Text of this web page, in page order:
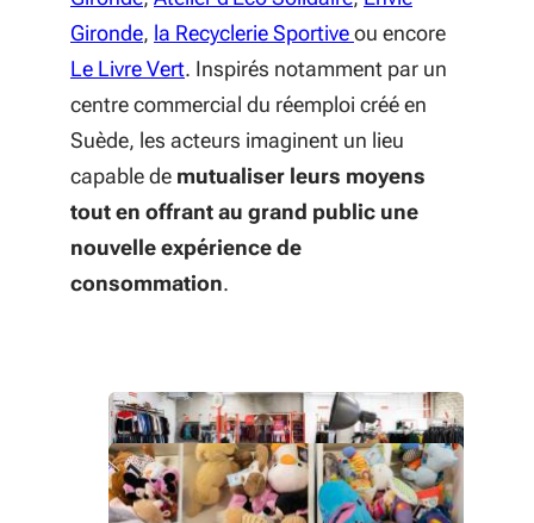
Gironde(S'ouvre dans une nouvelle fenêtre)
, la Recyclerie Sportive(S'ouvre dans une
ou encore
Le Livre Vert(S'ouvre dans une nouvelle fenêtre)
. Inspirés notamment par un
centre commercial du réemploi créé en
Suède, les acteurs imaginent un lieu
capable de mutualiser leurs moyens
tout en offrant au grand public une
nouvelle expérience de
consommation.
Crédit photo Glwadys Le Moulnier
Crédit photo Glwadys Le Moulnier